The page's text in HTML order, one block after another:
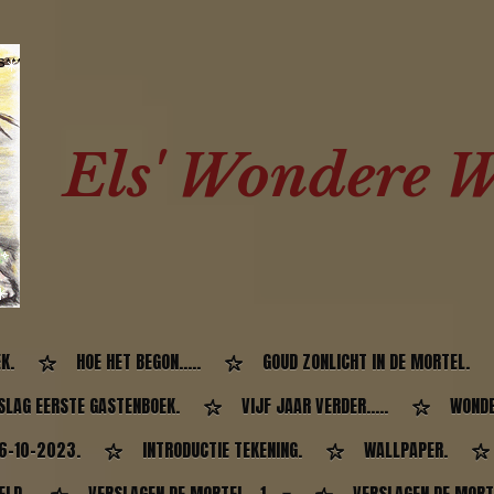
Els' Wondere
HOE HET BEGON.....
GOUD ZONLICHT IN DE MORTEL.
EERSTE GASTENBOEK. VIJF JAAR VERDER.....
10-2023.
INTRODUCTIE TEKENING.
WALLPAPER.